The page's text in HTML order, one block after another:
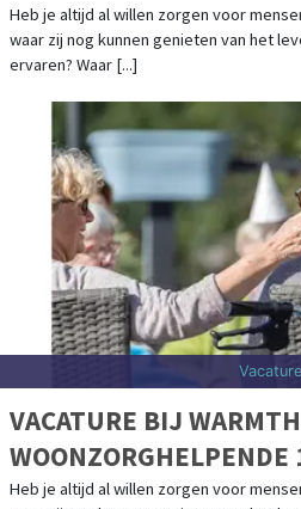
Heb je altijd al willen zorgen voor
waar zij nog kunnen genieten van het
ervaren? Waar [...]
Vacature
VACATURE BIJ
WOONZORGHELPENDE
Heb je altijd al willen zorgen voor